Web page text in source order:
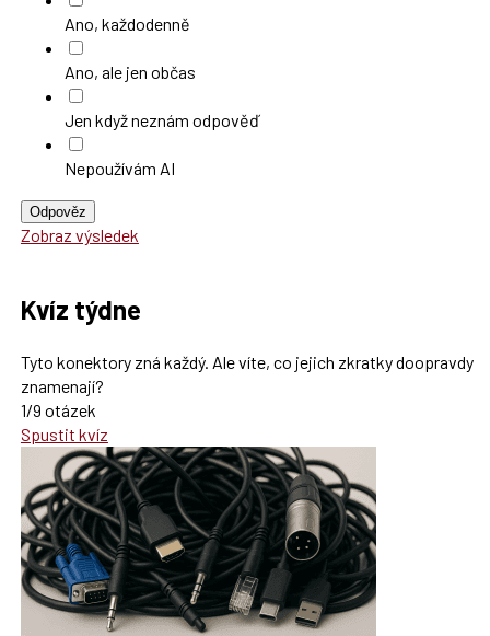
Ano, každodenně
Ano, ale jen občas
Jen když neznám odpověď
Nepoužívám AI
Odpověz
Zobraz výsledek
Kvíz týdne
Tyto konektory zná každý. Ale víte, co jejich zkratky doopravdy
znamenají?
1/9 otázek
Spustit kvíz